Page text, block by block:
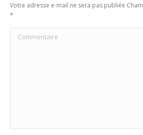
Votre adresse e-mail ne sera pas publiée
*
Commentaire